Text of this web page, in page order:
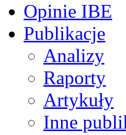
Opinie IBE
Publikacje
Analizy
Raporty
Artykuły
Inne